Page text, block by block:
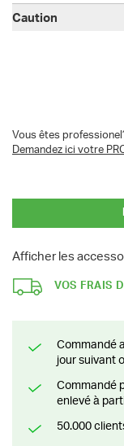
Vous êtes
Demandez ici votre
Afficher les
VOS FRAIS
Commandé avant 13h pendant la semaine? Livré le
jour suivant
Commandé pendant le weekend? Livré ou prêt à être
enlevé à
50.000